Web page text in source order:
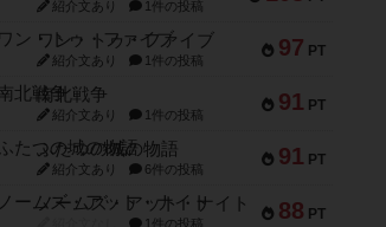
紹介文あり 1件の投稿
97 PT
ワン・トゥ・ファイブ
紹介文あり 1件の投稿
91 PT
南北戦争
紹介文あり 1件の投稿
91 PT
ふたつの城の物語
紹介文あり 6件の投稿
88 PT
ノームズ・アット・ナイト
1件の投稿